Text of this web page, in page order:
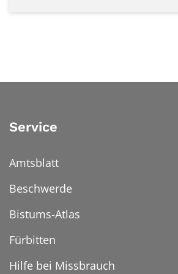
Service
Amtsblatt
Beschwerde
Bistums-Atlas
Fürbitten
Hilfe bei Missbrauch